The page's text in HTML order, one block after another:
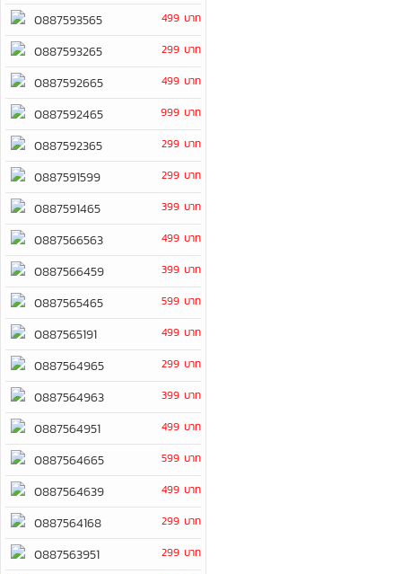
0887593565 499 บาท
0887593265 299 บาท
0887592665 499 บาท
0887592465 999 บาท
0887592365 299 บาท
0887591599 299 บาท
0887591465 399 บาท
0887566563 499 บาท
0887566459 399 บาท
0887565465 599 บาท
0887565191 499 บาท
0887564965 299 บาท
0887564963 399 บาท
0887564951 499 บาท
0887564665 599 บาท
0887564639 499 บาท
0887564168 299 บาท
0887563951 299 บาท